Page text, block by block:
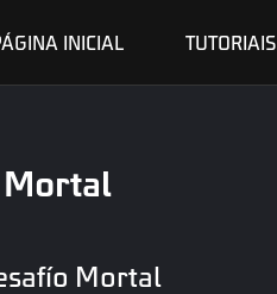
INICIAL TUTORIAIS
Mortal